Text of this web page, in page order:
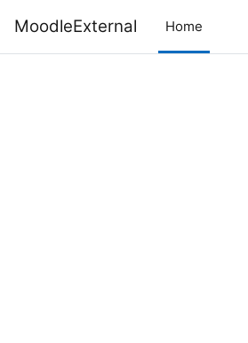
MoodleExternal Home